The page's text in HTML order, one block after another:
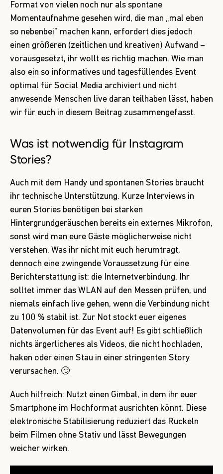
Format von vielen noch nur als spontane
Momentaufnahme gesehen wird, die man „mal eben
so nebenbei“ machen kann, erfordert dies jedoch
einen größeren (zeitlichen und kreativen) Aufwand –
vorausgesetzt, ihr wollt es richtig machen. Wie man
also ein so informatives und tagesfüllendes Event
optimal für Social Media archiviert und nicht
anwesende Menschen live daran teilhaben lässt, haben
wir für euch in diesem Beitrag zusammengefasst.
Was ist notwendig für Instagram
Stories?
Auch mit dem Handy und spontanen Stories braucht
ihr technische Unterstützung. Kurze Interviews in
euren Stories benötigen bei starken
Hintergrundgeräuschen bereits ein externes Mikrofon,
sonst wird man eure Gäste möglicherweise nicht
verstehen. Was ihr nicht mit euch herumtragt,
dennoch eine zwingende Voraussetzung für eine
Berichterstattung ist: die Internetverbindung. Ihr
solltet immer das WLAN auf den Messen prüfen, und
niemals einfach live gehen, wenn die Verbindung nicht
zu 100 % stabil ist. Zur Not stockt euer eigenes
Datenvolumen für das Event auf! Es gibt schließlich
nichts ärgerlicheres als Videos, die nicht hochladen,
haken oder einen Stau in einer stringenten Story
verursachen. 🙄
Auch hilfreich: Nutzt einen Gimbal, in dem ihr euer
Smartphone im Hochformat ausrichten könnt. Diese
elektronische Stabilisierung reduziert das Ruckeln
beim Filmen ohne Stativ und lässt Bewegungen
weicher wirken.